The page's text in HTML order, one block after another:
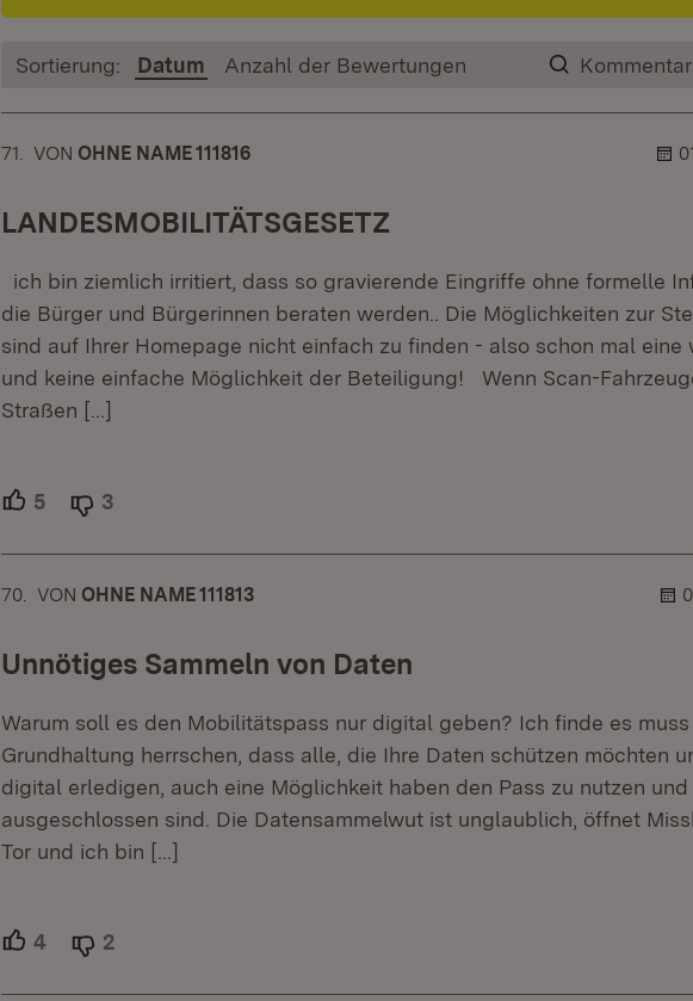
Sortierung: Datum Anzahl der Bewertungen
71. KOMMENTAR
VON :OHNE NAME 111816
LANDESMOBILITÄTSGESETZ
ich bin ziemlich irritiert, dass so gravierende Eingriffe ohne formelle
die Bürger und Bürgerinnen beraten werden.. Die Möglichkeiten zur
sind auf Ihrer Homepage nicht einfach zu finden - also schon mal eine
und keine einfache Möglichkeit der Beteiligung! Wenn Scan-
Straßen […]
5 Unterstützer.
3
70. KOMMENTAR
VON :OHNE NAME 111813
Unnötiges Sammeln von Daten
Warum soll es den Mobilitätspass nur digital geben? Ich finde es
Grundhaltung herrschen, dass alle, die Ihre Daten schützen möchten
digital erledigen, auch eine Möglichkeit haben den Pass zu nutzen
ausgeschlossen sind. Die Datensammelwut ist unglaublich, öffnet
Tor und ich bin […]
4 Unterstützer.
2